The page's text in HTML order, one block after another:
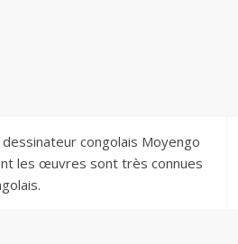
dessinateur congolais Moyengo
les œuvres sont très connues